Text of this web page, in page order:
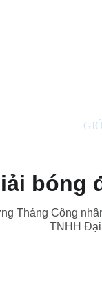
bóng
Tháng Công
TNHH Đại